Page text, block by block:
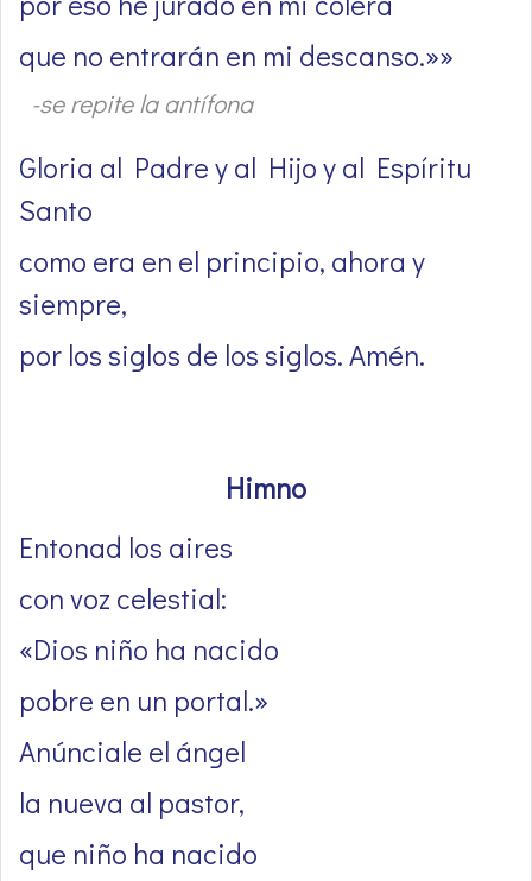
que no entrarán en mi descanso.»»
-se repite la antífona
Gloria al Padre y al Hijo y al Espíritu
Santo
como era en el principio, ahora y
siempre,
por los siglos de los siglos. Amén.
Himno
Entonad los aires
con voz celestial:
«Dios niño ha nacido
pobre en un portal.»
Anúnciale el ángel
la nueva al pastor,
que niño ha nacido